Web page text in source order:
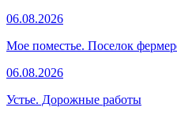
06.08.2026
Мое поместье. Поселок
06.08.2026
Устье. Дорожные работы